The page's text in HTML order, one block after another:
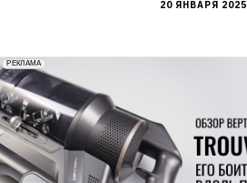
20 ЯНВАРЯ 2025
erid: 2VfnxxmNzs5
РЕКЛАМА